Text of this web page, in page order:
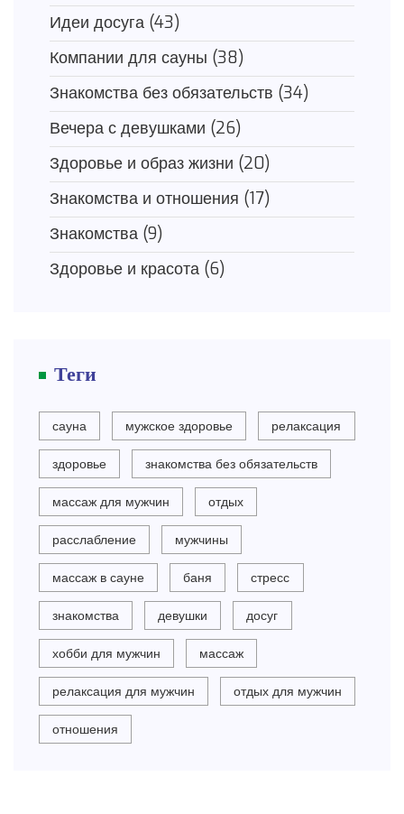
Идеи досуга (43)
Компании для сауны (38)
Знакомства без обязательств (34)
Вечера с девушками (26)
Здоровье и образ жизни (20)
Знакомства и отношения (17)
Знакомства (9)
Здоровье и красота (6)
Теги
сауна мужское здоровье релаксация
здоровье знакомства без обязательств
массаж для мужчин отдых
расслабление мужчины
массаж в сауне баня стресс
знакомства девушки досуг
хобби для мужчин массаж
релаксация для мужчин отдых для мужчин
отношения